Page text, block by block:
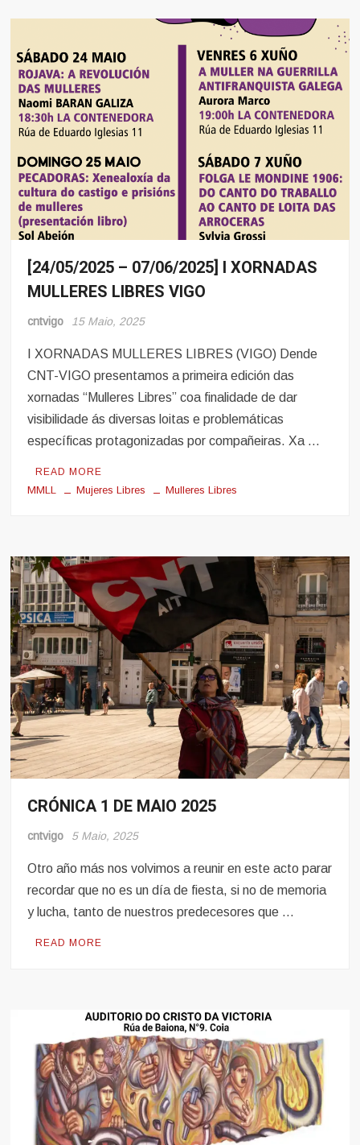
Eventos
[24/05/2025 – 07/06/2025] I XORNADAS
MULLERES LIBRES VIGO
cntvigo 15 Maio, 2025
I XORNADAS MULLERES LIBRES (VIGO) Dende
CNT-VIGO presentamos a primeira edición das
xornadas “Mulleres Libres” coa finalidade de dar
visibilidade ás diversas loitas e problemáticas
específicas protagonizadas por compañeiras. Xa …
READ MORE
MMLL Mujeres Libres Mulleres Libres
Eventos
CRÓNICA 1 DE MAIO 2025
cntvigo 5 Maio, 2025
Otro año más nos volvimos a reunir en este acto parar
recordar que no es un día de fiesta, si no de memoria
y lucha, tanto de nuestros predecesores que …
READ MORE